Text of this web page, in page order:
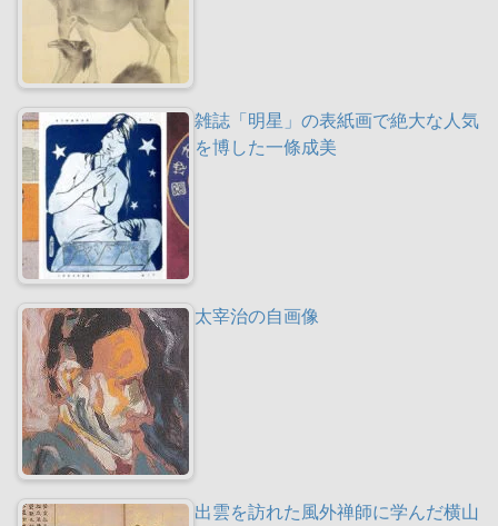
雑誌「明星」の表紙画で絶大な人気
を博した一條成美
太宰治の自画像
出雲を訪れた風外禅師に学んだ横山